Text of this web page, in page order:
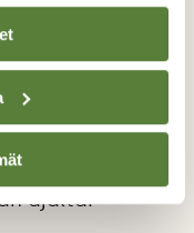
näkyviin jo
on kelottunut
paikka kasvaa.
kuitenkin uusi
ajalta.